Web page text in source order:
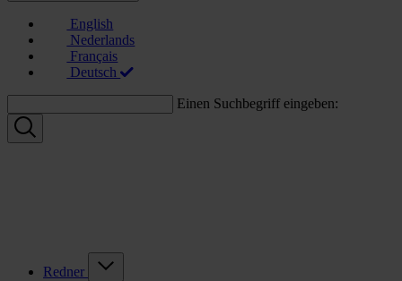
English
Nederlands
Français
Deutsch
Einen Suchbegriff eingeben:
Redner